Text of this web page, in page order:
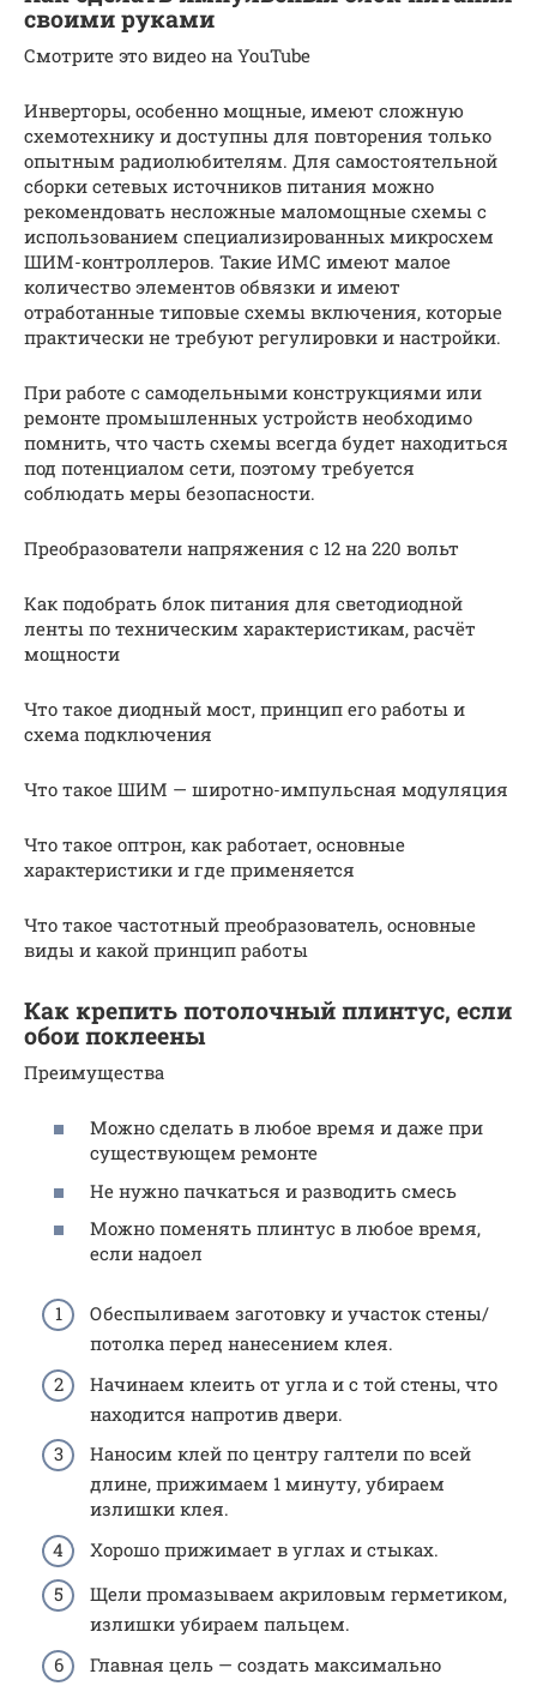
своими руками
Смотрите это видео на YouTube
Инверторы, особенно мощные, имеют сложную
схемотехнику и доступны для повторения только
опытным радиолюбителям. Для самостоятельной
сборки сетевых источников питания можно
рекомендовать несложные маломощные схемы с
использованием специализированных микросхем
ШИМ-контроллеров. Такие ИМС имеют малое
количество элементов обвязки и имеют
отработанные типовые схемы включения, которые
практически не требуют регулировки и настройки.
При работе с самодельными конструкциями или
ремонте промышленных устройств необходимо
помнить, что часть схемы всегда будет находиться
под потенциалом сети, поэтому требуется
соблюдать меры безопасности.
Преобразователи напряжения с 12 на 220 вольт
Как подобрать блок питания для светодиодной
ленты по техническим характеристикам, расчёт
мощности
Что такое диодный мост, принцип его работы и
схема подключения
Что такое ШИМ — широтно-импульсная модуляция
Что такое оптрон, как работает, основные
характеристики и где применяется
Что такое частотный преобразователь, основные
виды и какой принцип работы
Как крепить потолочный плинтус, если
обои поклеены
Преимущества
Можно сделать в любое время и даже при
существующем ремонте
Не нужно пачкаться и разводить смесь
Можно поменять плинтус в любое время,
если надоел
Обеспыливаем заготовку и участок стены/
потолка перед нанесением клея.
Начинаем клеить от угла и с той стены, что
находится напротив двери.
Наносим клей по центру галтели по всей
длине, прижимаем 1 минуту, убираем
излишки клея.
Хорошо прижимает в углах и стыках.
Щели промазываем акриловым герметиком,
излишки убираем пальцем.
Главная цель — создать максимально